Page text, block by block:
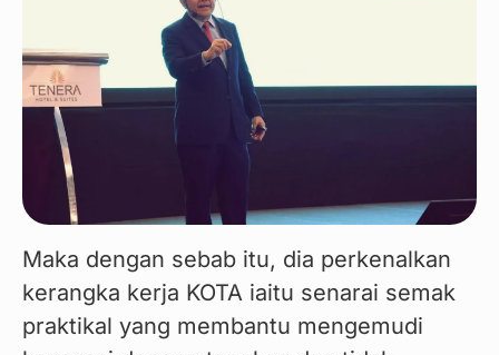
Maka dengan sebab itu, dia perkenalkan
kerangka kerja KOTA iaitu senarai semak
praktikal yang membantu mengemudi